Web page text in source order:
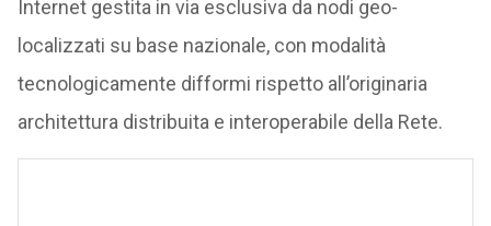
Internet gestita in via esclusiva da nodi geo-
localizzati su base nazionale, con modalità
tecnologicamente difformi rispetto all’originaria
architettura distribuita e interoperabile della Rete.